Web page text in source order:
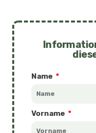
Name
Vorname